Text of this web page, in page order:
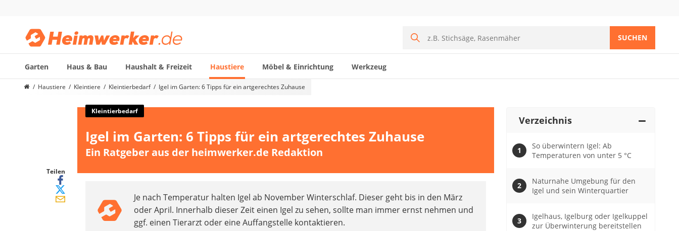
SUCHEN
Garten Haus & Bau Haushalt & Freizeit Haustiere Möbel & Einrichtung Werkzeug
Die beliebtesten Vergleiche nach Kategorie
Hunderucksack
Haustiere Kleintiere Kleintierbedarf Igel im Garten: 6 Tipps für ein artgerechtes Zuhause
Teilen
Kleintierbedarf
Igel im Garten: 6 Tipps für ein artgerechtes Zuhause
Ein Ratgeber aus der heimwerker.de Redaktion
Je nach Temperatur halten Igel ab November Winterschlaf. Dieser geht bis in den März
oder April. Innerhalb dieser Zeit einen Igel zu sehen, sollte man immer ernst nehmen und
ggf. einen Tierarzt oder eine Auffangstelle kontaktieren.
Verzeichnis
So überwintern Igel: Ab
Temperaturen von unter 5 °C
Naturnahe Umgebung für den
Igel und sein Winterquartier
Igelhaus, Igelburg oder Igelkuppel
zur Überwinterung bereitstellen